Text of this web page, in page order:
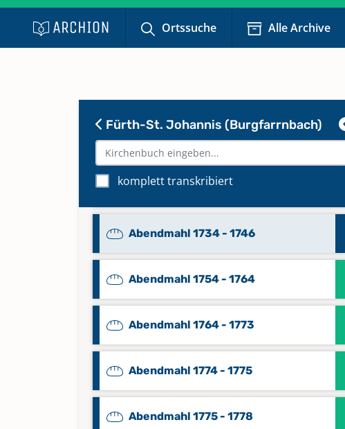
Ortssuche Alle Archive
Fürth-St. Johannis (Burgfarrnbach)
komplett transkribiert
Abendmahl 1652 - 1669
Abendmahl 1704 - 1726
Abendmahl 1726 - 1730, 1746 - 1753
Abendmahl 1734 - 1746
Abendmahl 1754 - 1764
Abendmahl 1764 - 1773
Abendmahl 1774 - 1775
Abendmahl 1775 - 1778